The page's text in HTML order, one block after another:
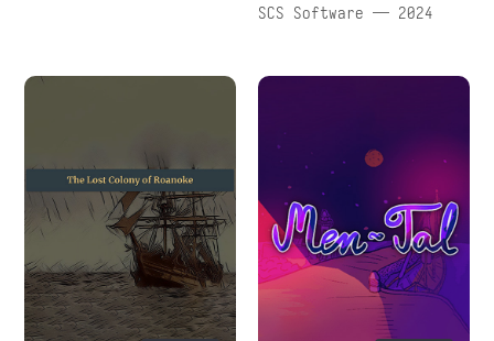
SCS Software — 2024